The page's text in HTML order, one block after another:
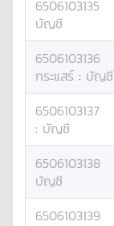
6506103135
บัญชี
6506103136
กระแสร์ : บัญชี
6506103137
: บัญชี
6506103138
บัญชี
6506103139